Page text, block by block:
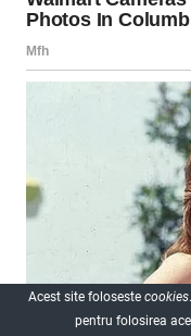
Acest site foloseste cookies
pentru folosirea